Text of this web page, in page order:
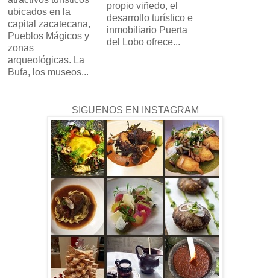
ubicados en la
capital zacatecana,
Pueblos Mágicos y
zonas
arqueológicas. La
Bufa, los museos...
propio viñedo, el
desarrollo turístico e
inmobiliario Puerta
del Lobo ofrece...
SIGUENOS EN INSTAGRAM